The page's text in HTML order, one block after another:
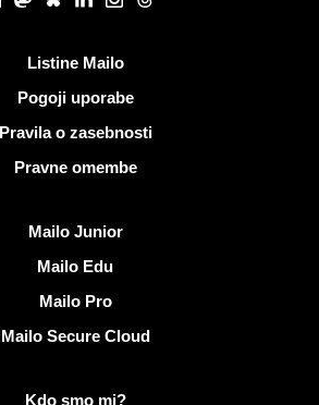
Listine Mailo
Pogoji uporabe
Pravila o zasebnosti
Pravne omembe
Mailo Junior
Mailo Edu
Mailo Pro
Mailo Secure Cloud
Kdo smo mi?